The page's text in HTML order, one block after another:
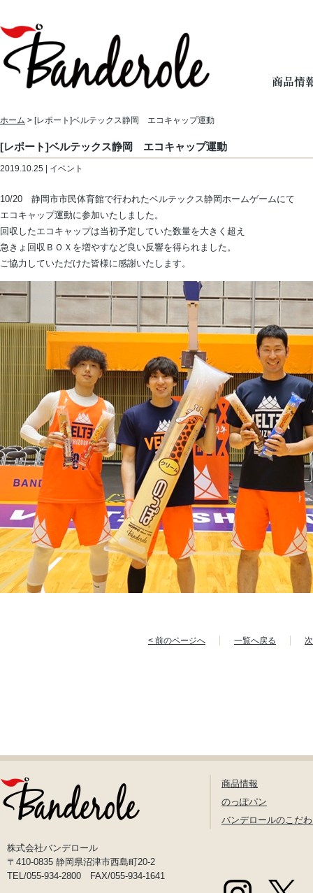
ホーム > [レポート]ベルテックス静岡 エコキャップ運動
[レポート]ベルテックス静岡 エコキャップ運動
2019.10.25 | イベント
10/20 静岡市市民体育館で行われたベルテックス静岡ホームゲームにて
エコキャップ運動に参加いたしました。
回収したエコキャップは当初予定していた数量を大きく超え
急きょ回収ＢＯＸを増やすなど良い反響を得られました。
ご協力していただけた皆様に感謝いたします。
< 前のページへ 一覧へ戻る
株式会社バンデロール
〒410-0835 静岡県沼津市西島町20-2
TEL/055-934-2800 FAX/055-934-1641
商品情報
のっぽパン
バンデロールのこだ